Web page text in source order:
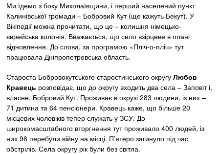
Ми їдемо з боку Миколаївщини, і перший населений пункт
Калинівської громади – Бобровий Кут (ще кажуть Бекут). У
Вікіпедії можна прочитати, що це – колишня німецько-
єврейська колонія. Вважається, що село взірцеве в плані
відновлення. До слова, за програмою «Пліч-о-пліч» тут
працювала Дніпропетровська область.
Староста Бобровокутського старостинського округуЛюбов
Кравець розповідає, що до округу входить два села – Заповіт і,
власне, Бобровий Кут. Проживає в окрузі 283 людини, із них –
71 дитина та 64 пенсіонери. Кравець каже, що більше 20
місцевих чоловіків тепер служать у ЗСУ. До
широкомасштабного вторгнення тут проживало 400 людей, із
них 96 перебули війну на місці. П’ятеро загинуло під час
обстрілів. Села округу рік були без світла.